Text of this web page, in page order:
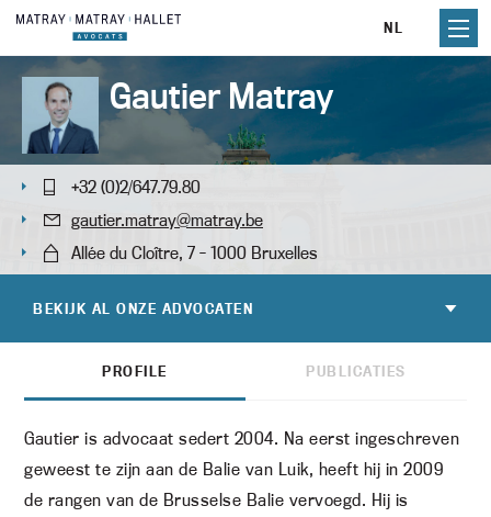
Skip
content
NL
Gautier Matray
+32 (0)2/647.79.80
gautier.matray@matray.be
Allée du Cloître, 7 - 1000 Bruxelles
BEKIJK AL ONZE ADVOCATEN
PROFILE PUBLICATIES
Gautier is advocaat sedert 2004. Na eerst ingeschreven
geweest te zijn aan de Balie van Luik, heeft hij in 2009
de rangen van de Brusselse Balie vervoegd. Hij is